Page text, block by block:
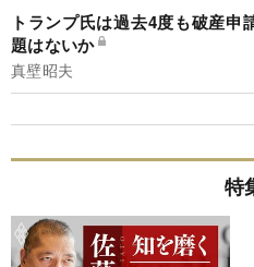
トランプ氏は過去4度も破産申
題はないか
真壁昭夫
特